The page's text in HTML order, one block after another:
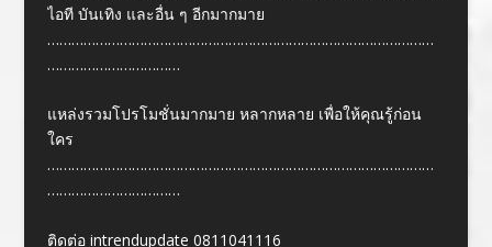
ไอที บันเทิง และอื่น ๆ อีกมากมาย
……………………………………………………………………………………
……………………………
แหล่งรวมโปรโมชั่นมากมาย หลากหลาย เพื่อให้คุณรู้ก่อน
ใคร
……………………………………………………………………………………
……………………………
ติดต่อ intrendupdate 0811041116